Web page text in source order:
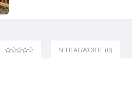
SCHLAGWORTE (0)